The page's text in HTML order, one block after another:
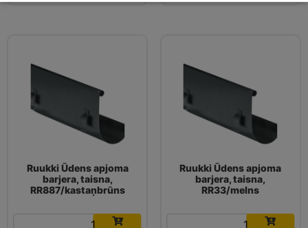
Ruukki Ūdens apjoma
barjera, taisna,
RR887/kastaņbrūns
20.49€
Ruukki Ūdens apjoma
barjera, taisna,
RR33/melns
20.49€